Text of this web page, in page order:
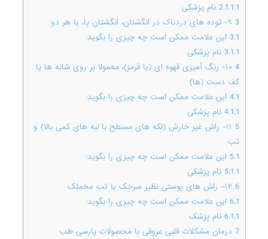
2.1.1.1 نام پزشکی
3
3.1 این علامت ممکن است چه چیزی را بگوید:
3.1.1 نام پزشکی
4
۱۰- رنگ آمیزی قهوه ای (یا قرمز)، معمولا بر روی شانه ها یا
کف دست (ها)
4.1 این علامت ممکن است چه چیزی را بگوید:
4.1.1 نام پزشکی
5
۱۱- راش غیر خارش (لکه های مسطح با لبه های کمی بالا) و
تب
5.1 این علامت ممکن است چه چیزی را بگوید:
5.1.1 نام پزشکی
6
6.1 این علامت ممکن است چه چیزی را بگوید:
6.1.1 نام پزشک
7 درمان مشکلات قلبی عروقی با محصولات پارسی طب